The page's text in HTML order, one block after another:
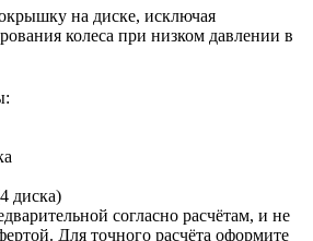
на диске, исключая
колеса при низком давлении в
диска)
согласно расчётам, и не
Для точного расчёта оформите